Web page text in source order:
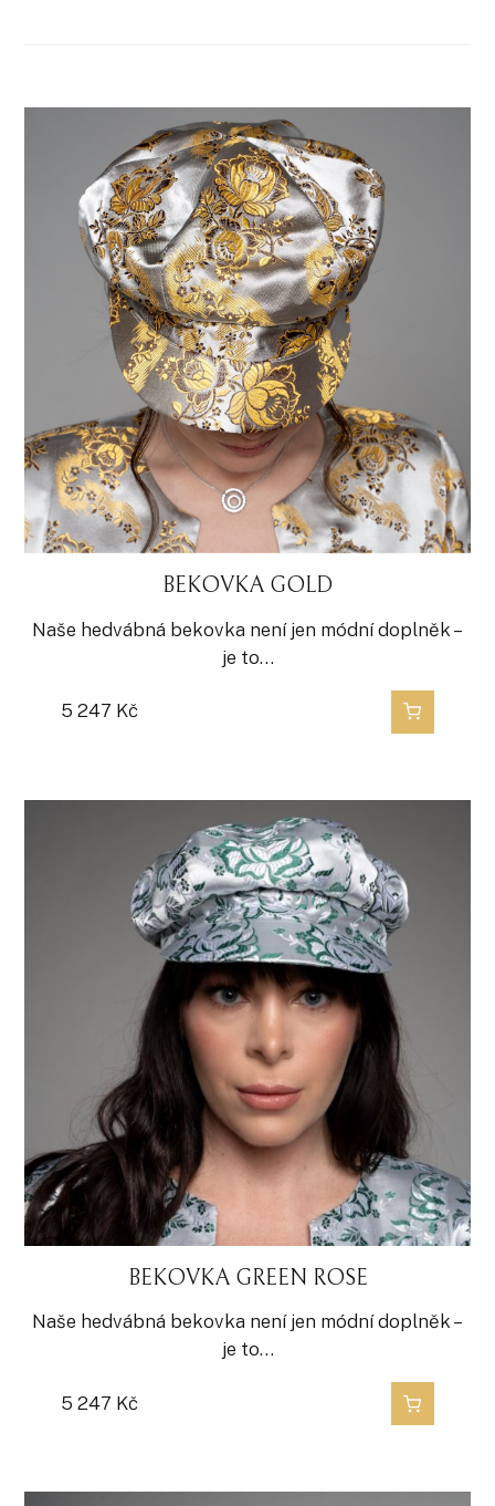
BEKOVKA GOLD
Naše hedvábná bekovka není jen módní doplněk –
je to…
5 247 Kč
BEKOVKA GREEN ROSE
Naše hedvábná bekovka není jen módní doplněk –
je to…
5 247 Kč